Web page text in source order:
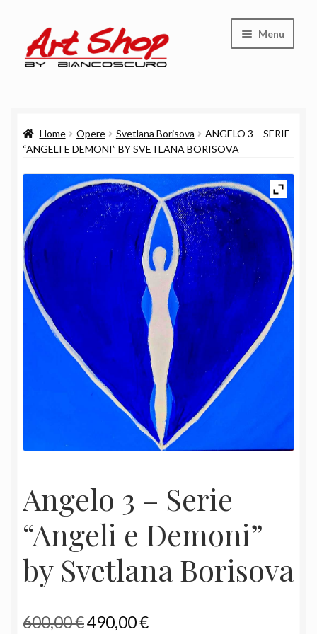
alla
navigazione
al
contenuto
Menu
Carrello
Cassa
Chi siamo
Home Opere Svetlana Borisova
ANGELO 3 – SERIE
“ANGELI E DEMONI” BY SVETLANA BORISOVA
Angelo 3 – Serie
“Angeli e Demoni”
by Svetlana Borisova
600,00€Il
490,00€Il